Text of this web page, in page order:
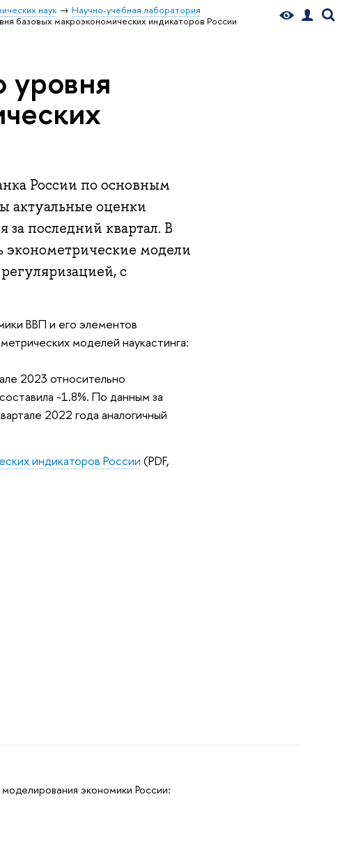
наук
Научно-учебная лаборатория
базовых макроэкономических индикаторов России
России по основным
актуальные оценки
последний квартал. В
эконометрические модели
с
ВВП и его элементов
моделей наукастинга:
2023 относительно
-1.8%. По данным за
2022 года аналогичный
индикаторов России (PDF,
экономики России: